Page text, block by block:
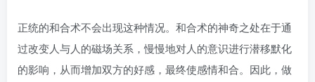
正统的和合术不会出现这种情况。和合术的神奇之处在于通
过改变人与人的磁场关系，慢慢地对人的意识进行潜移默化
的影响，从而增加双方的好感，最终使感情和合。因此，做